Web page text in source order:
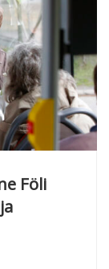
Föli